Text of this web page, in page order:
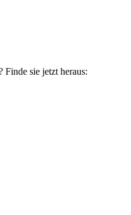
Finde sie jetzt heraus: